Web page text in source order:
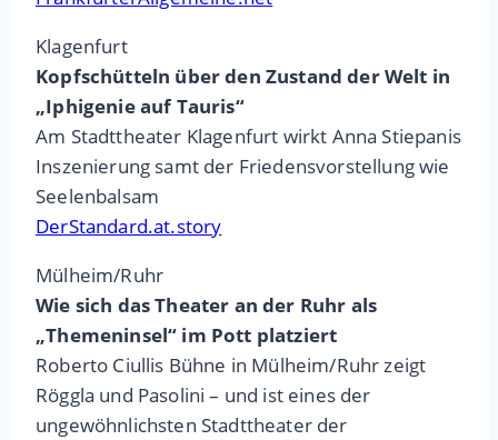
Klagenfurt
Kopfschütteln über den Zustand der Welt in
„Iphigenie auf Tauris“
Am Stadttheater Klagenfurt wirkt Anna Stiepanis
Inszenierung samt der Friedensvorstellung wie
Seelenbalsam
DerStandard.at.story
Mülheim/Ruhr
Wie sich das Theater an der Ruhr als
„Themeninsel“ im Pott platziert
Roberto Ciullis Bühne in Mülheim/Ruhr zeigt
Röggla und Pasolini – und ist eines der
ungewöhnlichsten Stadttheater der